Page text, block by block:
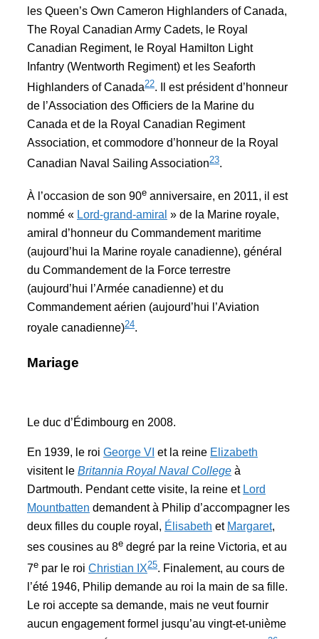
les Queen’s Own Cameron Highlanders of Canada,
The Royal Canadian Army Cadets, le Royal
Canadian Regiment, le Royal Hamilton Light
Infantry (Wentworth Regiment) et les Seaforth
Highlanders of Canada22. Il est président d’honneur
de l’Association des Officiers de la Marine du
Canada et de la Royal Canadian Regiment
Association, et commodore d’honneur de la Royal
Canadian Naval Sailing Association23.
À l’occasion de son 90e anniversaire, en 2011, il est
nommé « Lord-grand-amiral » de la Marine royale,
amiral d’honneur du Commandement maritime
(aujourd’hui la Marine royale canadienne), général
du Commandement de la Force terrestre
(aujourd’hui l’Armée canadienne) et du
Commandement aérien (aujourd’hui l’Aviation
royale canadienne)24.
Mariage
Le duc d’Édimbourg en 2008.
En 1939, le roi George VI et la reine Elizabeth
visitent le Britannia Royal Naval College à
Dartmouth. Pendant cette visite, la reine et Lord
Mountbatten demandent à Philip d’accompagner les
deux filles du couple royal, Élisabeth et Margaret,
ses cousines au 8e degré par la reine Victoria, et au
7e par le roi Christian IX25. Finalement, au cours de
l’été 1946, Philip demande au roi la main de sa fille.
Le roi accepte sa demande, mais ne veut fournir
aucun engagement formel jusqu’au vingt-et-unième